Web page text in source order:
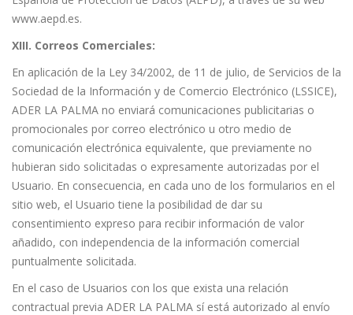
www.aepd.es.
XIII. Correos Comerciales:
En aplicación de la Ley 34/2002, de 11 de julio, de Servicios de la
Sociedad de la Información y de Comercio Electrónico (LSSICE),
ADER LA PALMA no enviará comunicaciones publicitarias o
promocionales por correo electrónico u otro medio de
comunicación electrónica equivalente, que previamente no
hubieran sido solicitadas o expresamente autorizadas por el
Usuario. En consecuencia, en cada uno de los formularios en el
sitio web, el Usuario tiene la posibilidad de dar su
consentimiento expreso para recibir información de valor
añadido, con independencia de la información comercial
puntualmente solicitada.
En el caso de Usuarios con los que exista una relación
contractual previa ADER LA PALMA sí está autorizado al envío